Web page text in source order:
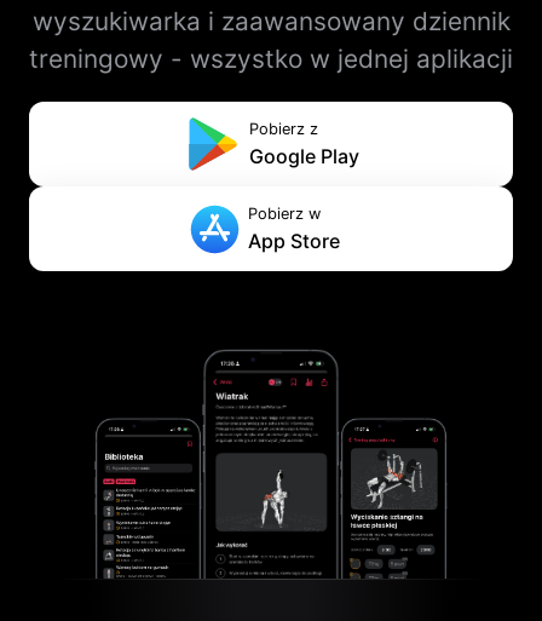
wyszukiwarka i zaawansowany dziennik
treningowy - wszystko w jednej aplikacji
Pobierz z
Google Play
Pobierz w
App Store